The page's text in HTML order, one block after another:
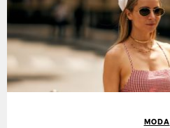
MODA